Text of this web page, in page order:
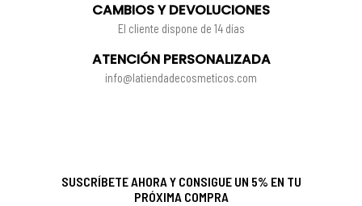
CAMBIOS Y DEVOLUCIONES
El cliente dispone de 14 días
ATENCIÓN PERSONALIZADA
info@latiendadecosmeticos.com
SUSCRÍBETE AHORA Y CONSIGUE UN 5% EN TU
PRÓXIMA COMPRA